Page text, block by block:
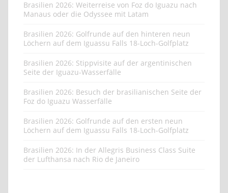
Brasilien 2026: Weiterreise von Foz do Iguazu nach
Manaus oder die Odyssee mit Latam
Brasilien 2026: Golfrunde auf den hinteren neun
Löchern auf dem Iguassu Falls 18-Loch-Golfplatz
Brasilien 2026: Stippvisite auf der argentinischen
Seite der Iguazu-Wasserfälle
Brasilien 2026: Besuch der brasilianischen Seite der
Foz do Iguazu Wasserfälle
Brasilien 2026: Golfrunde auf den ersten neun
Löchern auf dem Iguassu Falls 18-Loch-Golfplatz
Brasilien 2026: In der Allegris Business Class Suite
der Lufthansa nach Rio de Janeiro